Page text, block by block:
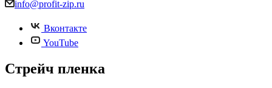
info@profit-zip.ru
Вконтакте
YouTube
Стрейч пленка